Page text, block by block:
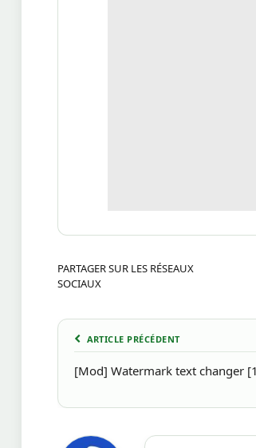
PARTAGER SUR LES RÉSEAUX
SOCIAUX
ARTICLE PRÉCÉDENT
[Mod] Watermark text changer